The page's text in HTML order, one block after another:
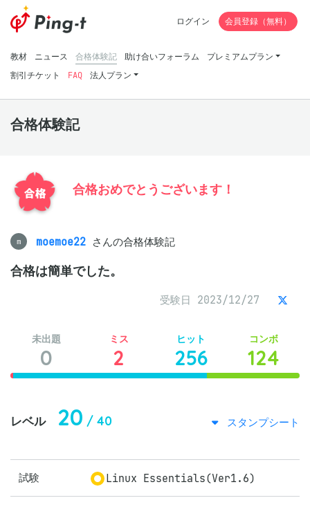
教材 ニュース 合格体験記 助け合いフォーラム
プレミアムプラン
割引チケット
FAQ 法人プラン
ログイン 会員登録（無料）
合格体験記
合格おめでとうございます！
m moemoe22 さんの合格体験記
合格は簡単でした。
受験日 2023/12/27
未出題
0
ミス
2
ヒット
256
コンボ
124
レベル 20 / 40 スタンプシート
試験 Linux Essentials(Ver1.6)